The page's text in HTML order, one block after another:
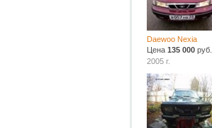
Daewoo Nexia
Цена135 000 руб.
2005 г.